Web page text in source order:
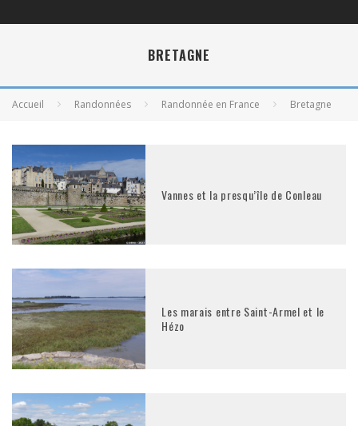
BRETAGNE
Accueil Randonnées Randonnée en France Bretagne
Vannes et la presqu’île de Conleau
Les marais entre Saint-Armel et le
Hézo